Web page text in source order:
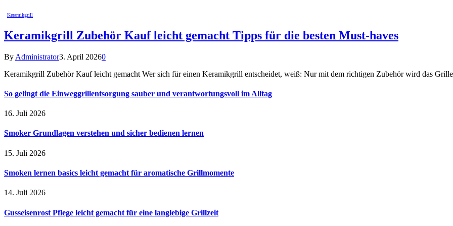
Keramikgrill
Keramikgrill Zubehör Kauf leicht gemacht Tipps für die besten Must-haves
By Administrator3. April 20260
Keramikgrill Zubehör Kauf leicht gemacht Wer sich für einen Keramikgrill entscheidet, weiß: Nur mit dem richtigen Zubehör wird das
So gelingt die Einweggrillentsorgung sauber und verantwortungsvoll im Alltag
16. Juli 2026
Smoker Grundlagen verstehen und sicher bedienen lernen
15. Juli 2026
Smoken lernen basics leicht gemacht für aromatische Grillmomente
14. Juli 2026
Gusseisenrost Pflege leicht gemacht für eine langlebige Grillzeit